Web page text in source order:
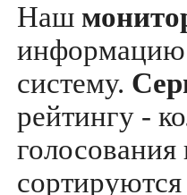
Наш
информацию
систему.
рейтингу -
голосования